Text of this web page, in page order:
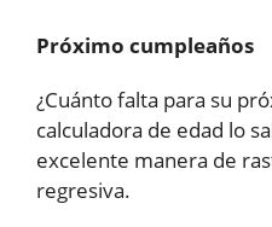
Próximo cumpleaños
¿Cuánto falta para su
calculadora de edad lo
excelente manera de
regresiva.